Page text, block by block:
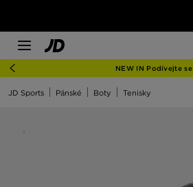
NEW IN Podívejte se
JD Sports Pánské Boty Tenisky